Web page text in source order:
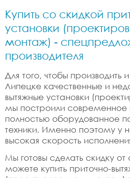
Купить со скидкой
установки
монтаж) -
производителя
Для того, чтобы производить
Липецке качественные и
вытяжные установки
мы построили современное
полностью оборудованное
техники. Именно поэтому у
высокая скорость
Мы готовы сделать скидку
можете купить приточно-